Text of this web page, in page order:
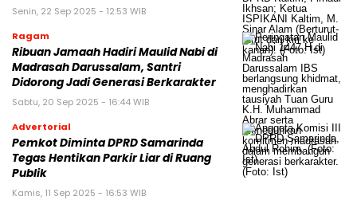
Senin, 22 Sep 2025 - 12:53 WIB
Ragam
Ribuan Jamaah Hadiri Maulid Nabi di
Madrasah Darussalam, Santri
Didorong Jadi Generasi Berkarakter
Sabtu, 20 Sep 2025 - 16:44 WIB
Advertorial
Pemkot Diminta DPRD Samarinda
Tegas Hentikan Parkir Liar di Ruang
Publik
Kamis, 11 Sep 2025 - 16:53 WIB